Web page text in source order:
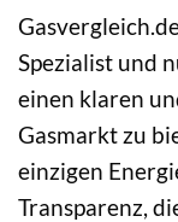
Spezialist und
einen klaren
Gasmarkt zu
einzigen
Transparenz,